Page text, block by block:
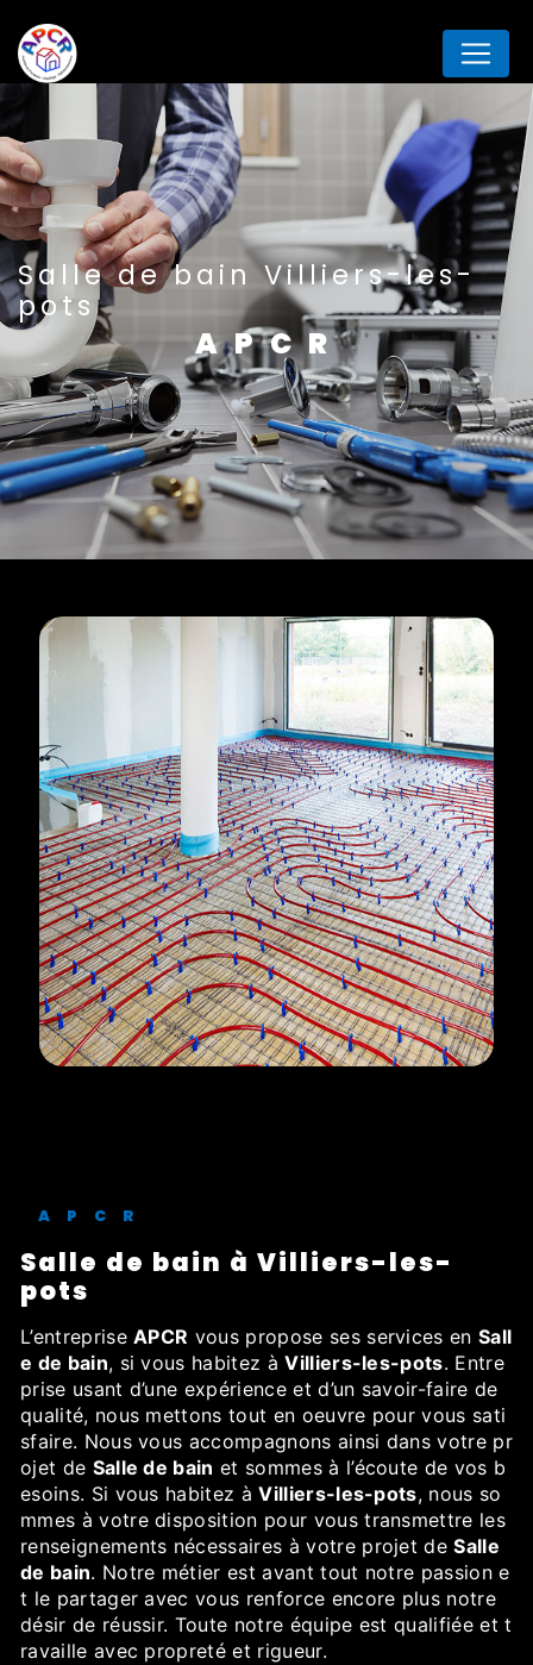
Salle de bain Villiers-les-
pots
APCR
APCR
Salle de bain à Villiers-les-
pots
L’entrepriseAPCR vous propose ses services enSall
e de bain, si vous habitez àVilliers-les-pots. Entre
prise usant d’une expérience et d’un savoir-faire de
qualité, nous mettons tout en oeuvre pour vous sati
sfaire. Nous vous accompagnons ainsi dans votre pr
ojet de Salle de bain et sommes à l’écoute de vos b
esoins. Si vous habitez àVilliers-les-pots, nous so
mmes à votre disposition pour vous transmettre les
renseignements nécessaires à votre projet deSalle
de bain. Notre métier est avant tout notre passion e
t le partager avec vous renforce encore plus notre
désir de réussir. Toute notre équipe est qualifiée et t
ravaille avec propreté et rigueur.